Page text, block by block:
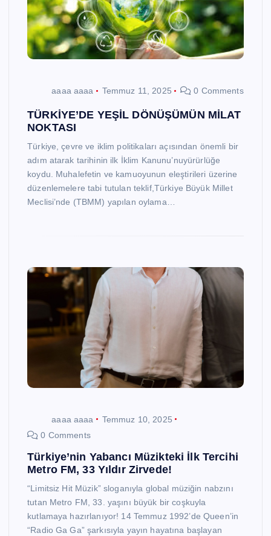
aaaa aaaa Temmuz 11, 2025 0 Comments
TÜRKİYE’DE YEŞİL DÖNÜŞÜMÜN MİLAT
NOKTASI
Türkiye, çevre ve iklim politikaları açısından önemli bir
adım atarak tarihinin ilk İklim Kanunu’nuyürürlüğe
koydu. Muhalefetin ve kamuoyunun eleştirileri üzerine
düzenlemelere tabi tutulan teklif,Türkiye Büyük Millet
Meclisi’nde (TBMM) yapılan oylama…
aaaa aaaa
Temmuz 10, 2025
0 Comments
Türkiye’nin Yabancı Müzikteki İlk Tercihi
Metro FM, 33 Yıldır Zirvede!
“Limitsiz Hit Müzik” sloganıyla global müziğin nabzını
tutan Metro FM, 33. yaşını büyük bir coşkuyla
kutlamaya hazırlanıyor! 14 Temmuz 1992’de Queen’in
“Radio Ga Ga” şarkısıyla yayın hayatına başlayan